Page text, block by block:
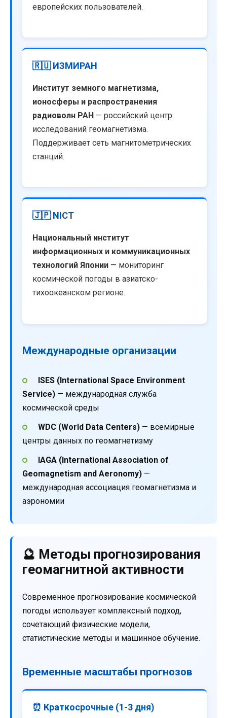
европейских пользователей.
🇷🇺 ИЗМИРАН
Институт земного магнетизма,
ионосферы и распространения
радиоволн РАН — российский центр
исследований геомагнетизма.
Поддерживает сеть магнитометрических
станций.
🇯🇵 NICT
Национальный институт
информационных и коммуникационных
технологий Японии — мониторинг
космической погоды в азиатско-
тихоокеанском регионе.
Международные организации
ISES (International Space Environment
Service) — международная служба
космической среды
WDC (World Data Centers)— всемирные
центры данных по геомагнетизму
IAGA (International Association of
Geomagnetism and Aeronomy) —
международная ассоциация геомагнетизма и
аэрономии
🔮 Методы прогнозирования
геомагнитной активности
Современное прогнозирование космической
погоды использует комплексный подход,
сочетающий физические модели,
статистические методы и машинное обучение.
Временные масштабы прогнозов
⏰ Краткосрочные (1-3 дня)